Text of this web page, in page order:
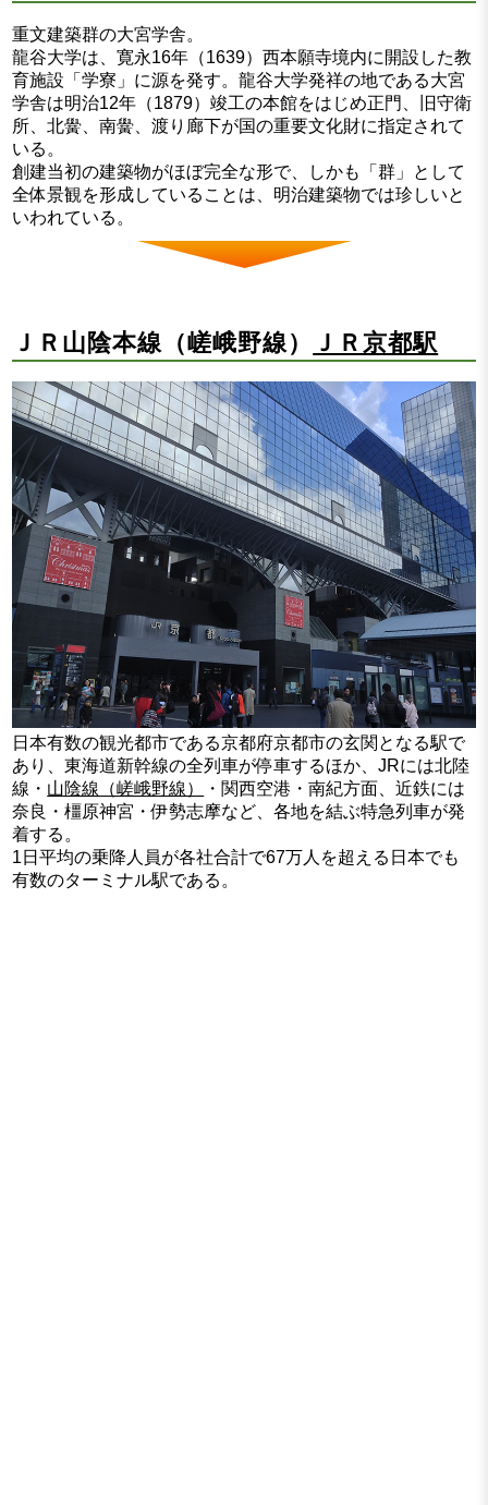
重文建築群の大宮学舎。
龍谷大学は、寛永16年（1639）西本願寺境内に開設した教
育施設「学寮」に源を発す。龍谷大学発祥の地である大宮
学舎は明治12年（1879）竣工の本館をはじめ正門、旧守衛
所、北黌、南黌、渡り廊下が国の重要文化財に指定されて
いる。
創建当初の建築物がほぼ完全な形で、しかも「群」として
全体景観を形成していることは、明治建築物では珍しいと
いわれている。
ＪＲ山陰本線（嵯峨野線） ＪＲ京都駅
日本有数の観光都市である京都府京都市の玄関となる駅で
あり、東海道新幹線の全列車が停車するほか、JRには北陸
線・ 山陰線（嵯峨野線）
・関西空港・南紀方面、近鉄には
奈良・橿原神宮・伊勢志摩など、各地を結ぶ特急列車が発
着する。
1日平均の乗降人員が各社合計で67万人を超える日本でも
有数のターミナル駅である。